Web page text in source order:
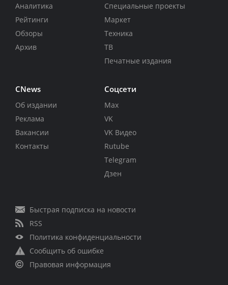
Аналитика
Рейтинги
Обзоры
Архив
Специальные проекты
Маркет
Техника
ТВ
Печатные издания
CNews
Об издании
Реклама
Вакансии
Контакты
Соцсети
Max
VK
VK Видео
Rutube
Telegram
Дзен
Быстрая подписка на новости
RSS
Политика конфиденциальности
Сообщить об ошибке
Правовая информация